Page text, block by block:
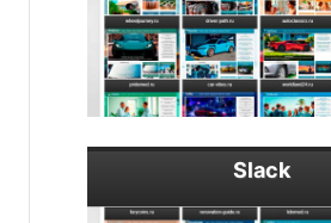
Slack